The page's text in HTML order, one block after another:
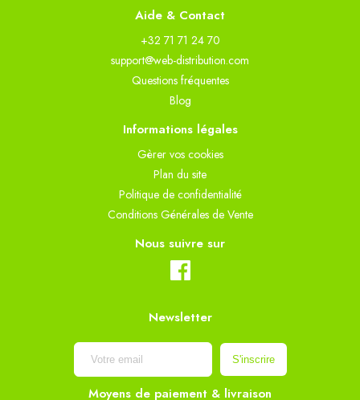
Aide & Contact
+32 71 71 24 70
support@web-distribution.com
Questions fréquentes
Blog
Informations légales
Gèrer vos cookies
Plan du site
Politique de confidentialité
Conditions Générales de Vente
Nous suivre sur
Newsletter
Moyens de paiement & livraison